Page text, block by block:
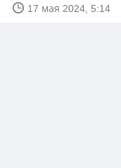
17 мая 2024, 5:14